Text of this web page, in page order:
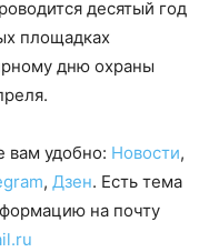
десятый год
площадках
дню охраны
вам удобно: Новости,
, Дзен. Есть тема
на почту